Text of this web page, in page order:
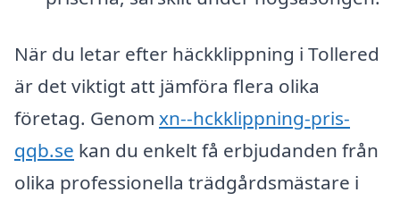
När du letar efter häckklippning i Tollered
är det viktigt att jämföra flera olika
företag. Genom xn--hckklippning-pris-
qqb.se kan du enkelt få erbjudanden från
olika professionella trädgårdsmästare i